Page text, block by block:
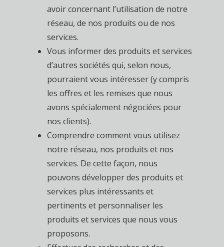
avoir concernant l’utilisation de notre
réseau, de nos produits ou de nos
services.
Vous informer des produits et services
d’autres sociétés qui, selon nous,
pourraient vous intéresser (y compris
les offres et les remises que nous
avons spécialement négociées pour
nos clients).
Comprendre comment vous utilisez
notre réseau, nos produits et nos
services. De cette façon, nous
pouvons développer des produits et
services plus intéressants et
pertinents et personnaliser les
produits et services que nous vous
proposons.